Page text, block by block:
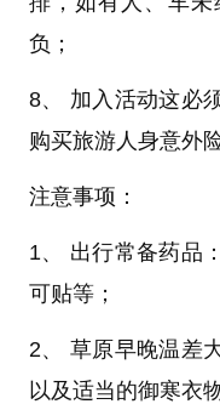
负；
8、 加入活动这必
购买旅游人身意外
注意事项：
1、 出行常备药品
可贴等；
2、 草原早晚温差
以及适当的御寒衣